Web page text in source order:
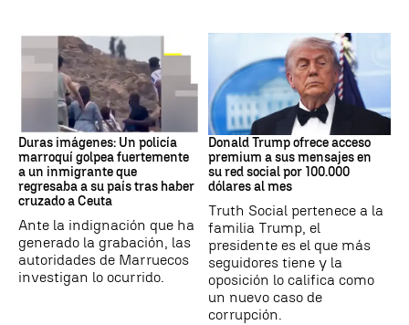
Crisis Migratoria
Duras imágenes: Un policía
marroquí golpea fuertemente
a un inmigrante que
regresaba a su país tras haber
cruzado a Ceuta
Ante la indignación que ha
generado la grabación, las
autoridades de Marruecos
investigan lo ocurrido.
DONALD TRUMP
Donald Trump ofrece acceso
premium a sus mensajes en
su red social por 100.000
dólares al mes
Truth Social pertenece a la
familia Trump, el
presidente es el que más
seguidores tiene y la
oposición lo califica como
un nuevo caso de
corrupción.